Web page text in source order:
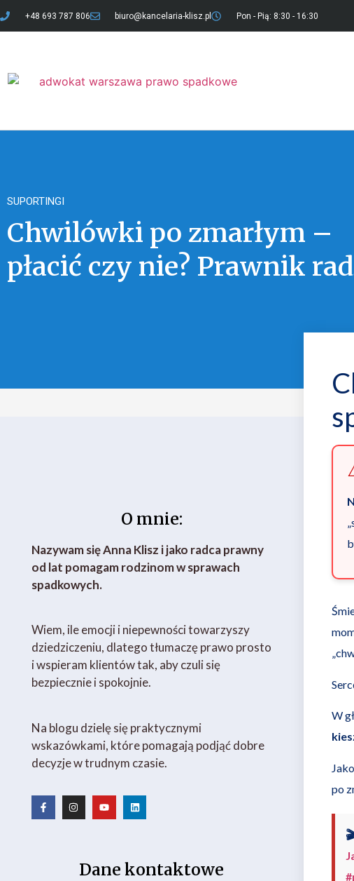
+48 693 787 806 biuro@kancelaria-klisz.pl Pon - Pią: 8:30 - 16:30
SUPORTINGI
Chwilówki po zmarłym –
płacić czy nie? Prawnik
O mnie:
Nazywam się Anna Klisz i jako radca prawny
od lat pomagam rodzinom w sprawach
spadkowych.
Wiem, ile emocji i niepewności towarzyszy
dziedziczeniu, dlatego tłumaczę prawo prosto
i wspieram klientów tak, aby czuli się
bezpiecznie i spokojnie.
Na blogu dzielę się praktycznymi
wskazówkami, które pomagają podjąć dobre
decyzje w trudnym czasie.
Dane kontaktowe
W
po